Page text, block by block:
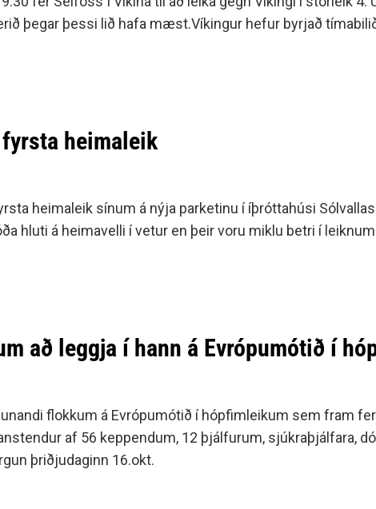
þegar þessi lið hafa mæst.Víkingur hefur byrjað
heimaleik
heimaleik sínum á nýja parketinu í íþróttahúsi
hluti á heimavelli í vetur en þeir voru miklu betri í
að leggja í hann á Evrópumótið í
flokkum á Evrópumótið í hópfimleikum sem fram
af 56 keppendum, 12 þjálfurum, sjúkraþjálfara,
þriðjudaginn 16.okt.